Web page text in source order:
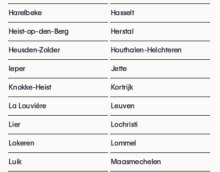
Harelbeke Hasselt
Heist-op-den-Berg Herstal
Heusden-Zolder Houthalen-Helchteren
Ieper Jette
Knokke-Heist Kortrijk
La Louvière Leuven
Lier Lochristi
Lokeren Lommel
Luik Maasmechelen